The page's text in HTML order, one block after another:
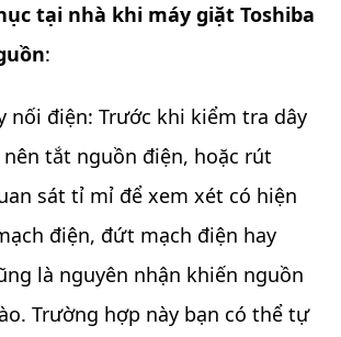
tại nhà khi máy giặt Toshiba
:
nối điện: Trước khi kiểm tra dây
tắt nguồn điện, hoặc rút
sát tỉ mỉ để xem xét có hiện
điện, đứt mạch điện hay
là nguyên nhận khiến nguồn
Trường hợp này bạn có thể tự